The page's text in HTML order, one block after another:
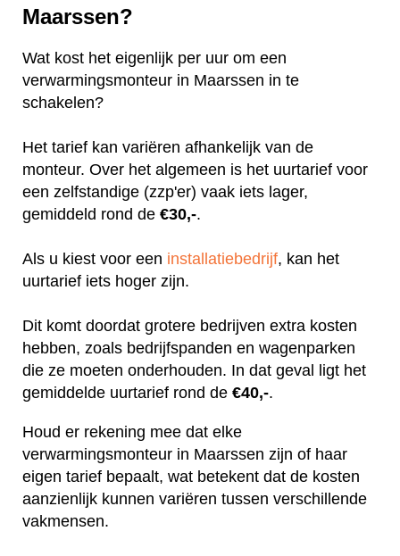
Maarssen?
Wat kost het eigenlijk per uur om een
verwarmingsmonteur in Maarssen in te
schakelen?
Het tarief kan variëren afhankelijk van de
monteur. Over het algemeen is het uurtarief voor
een zelfstandige (zzp'er) vaak iets lager,
gemiddeld rond de €30,-.
Als u kiest voor een installatiebedrijf, kan het
uurtarief iets hoger zijn.
Dit komt doordat grotere bedrijven extra kosten
hebben, zoals bedrijfspanden en wagenparken
die ze moeten onderhouden. In dat geval ligt het
gemiddelde uurtarief rond de €40,-.
Houd er rekening mee dat elke
verwarmingsmonteur in Maarssen zijn of haar
eigen tarief bepaalt, wat betekent dat de kosten
aanzienlijk kunnen variëren tussen verschillende
vakmensen.